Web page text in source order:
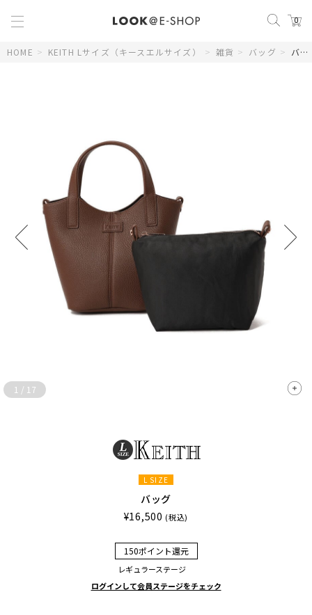
0
HOME > KEITH Lサイズ（キースエルサイズ） > 雑貨 > バッグ > バッグ
1 / 17
L SIZE
バッグ
¥16,500 (税込)
150ポイント還元
レギュラーステージ
ログインして会員ステージをチェック